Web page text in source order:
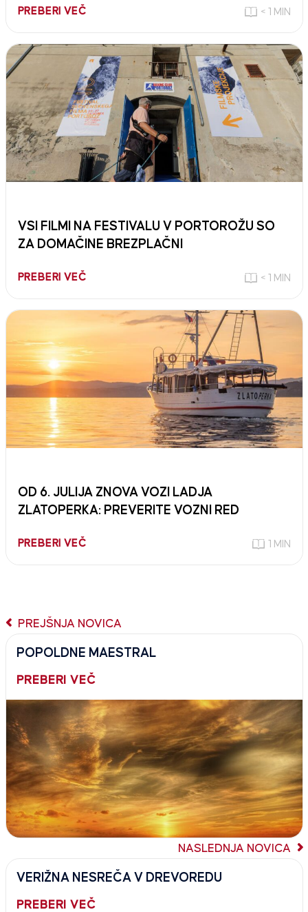
PREBERI VEČ < 1 MIN
VSI FILMI NA FESTIVALU V PORTOROŽU SO
ZA DOMAČINE BREZPLAČNI
PREBERI VEČ < 1 MIN
OD 6. JULIJA ZNOVA VOZI LADJA
ZLATOPERKA: PREVERITE VOZNI RED
PREBERI VEČ 1 MIN
PREJŠNJA NOVICA
POPOLDNE MAESTRAL
PREBERI VEČ
NASLEDNJA NOVICA
VERIŽNA NESREČA V DREVOREDU
PREBERI VEČ